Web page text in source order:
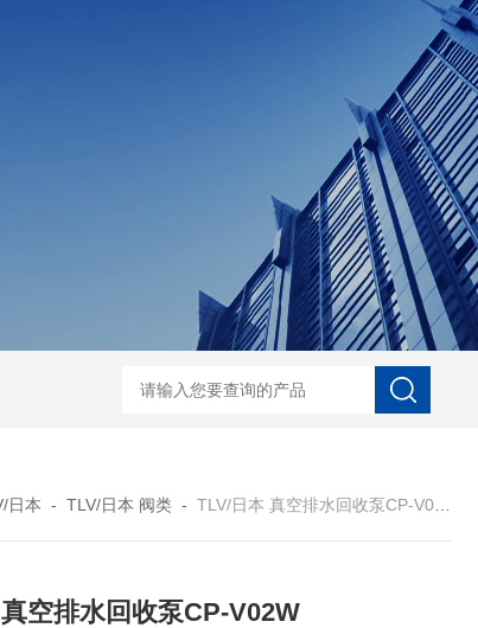
E-B-25日本无机 酸性气体去除化学滤芯 NECS-7-E-A-25日本无
日本 -TLV/日本 阀类 -TLV/日本 真空排水回收泵CP-V02W
空排水回收泵CP-V02W